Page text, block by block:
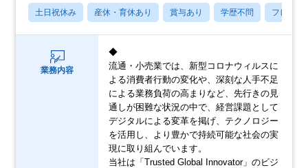
土日祝休み 産休・育休あり 賞与あり 学歴不問 フレック
業務内容
◆
流通・小売業では、新型コロナウィルスに
よる消費者行動の変化や、深刻な人手不足
による業務負荷の高まりなど、先行きの見
通しが困難な状況の中で、経営課題として
デジタルによる変革を掲げ、テクノロジー
を活用し、より豊かで持続可能な社会の実
現に取り組んでいます。
当社は「Trusted Global Innovator」のビジ